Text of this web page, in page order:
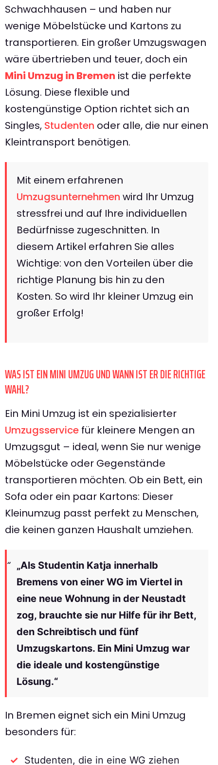
Schwachhausen – und haben nur
wenige Möbelstücke und Kartons zu
transportieren. Ein großer Umzugswagen
wäre übertrieben und teuer, doch ein
Mini Umzug in Bremen ist die perfekte
Lösung. Diese flexible und
kostengünstige Option richtet sich an
Singles, Studenten oder alle, die nur einen
Kleintransport benötigen.
Mit einem erfahrenen
Umzugsunternehmen wird Ihr Umzug
stressfrei und auf Ihre individuellen
Bedürfnisse zugeschnitten. In
diesem Artikel erfahren Sie alles
Wichtige: von den Vorteilen über die
richtige Planung bis hin zu den
Kosten. So wird Ihr kleiner Umzug ein
großer Erfolg!
WAS IST EIN MINI UMZUG UND WANN IST ER DIE RICHTIGE
WAHL?
Ein Mini Umzug ist ein spezialisierter
Umzugsservice für kleinere Mengen an
Umzugsgut – ideal, wenn Sie nur wenige
Möbelstücke oder Gegenstände
transportieren möchten. Ob ein Bett, ein
Sofa oder ein paar Kartons: Dieser
Kleinumzug passt perfekt zu Menschen,
die keinen ganzen Haushalt umziehen.
„Als Studentin Katja innerhalb
Bremens von einer WG im Viertel in
eine neue Wohnung in der Neustadt
zog, brauchte sie nur Hilfe für ihr Bett,
den Schreibtisch und fünf
Umzugskartons. Ein Mini Umzug war
die ideale und kostengünstige
Lösung.“
In Bremen eignet sich ein Mini Umzug
besonders für:
Studenten, die in eine WG ziehen